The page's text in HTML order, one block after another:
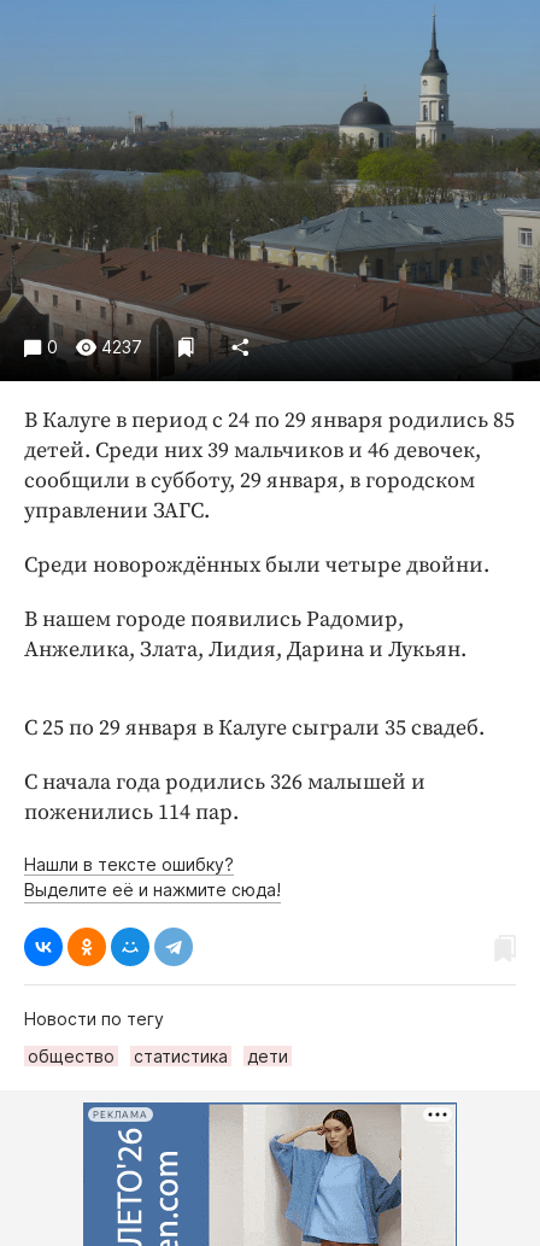
Общество
Погода
Праздники
Происшествия
Спорт
Экономика и бизнес
ПРОЕКТЫ
Блоги
Издания
Медиаперсона
Интересное чтиво
Клиника года
Работодатель года
0 4237
В Калуге в период с 24 по 29 января родились 85
детей. Среди них 39 мальчиков и 46 девочек,
сообщили в субботу, 29 января, в городском
управлении ЗАГС.
Среди новорождённых были четыре двойни.
В нашем городе появились Радомир,
Анжелика, Злата, Лидия, Дарина и Лукьян.
С 25 по 29 января в Калуге сыграли 35 свадеб.
C начала года родились 326 малышей и
поженились 114 пар.
Нашли в тексте ошибку?
Выделите её и нажмите сюда!
Новости по тегу
общество
статистика дети
РЕКЛАМА